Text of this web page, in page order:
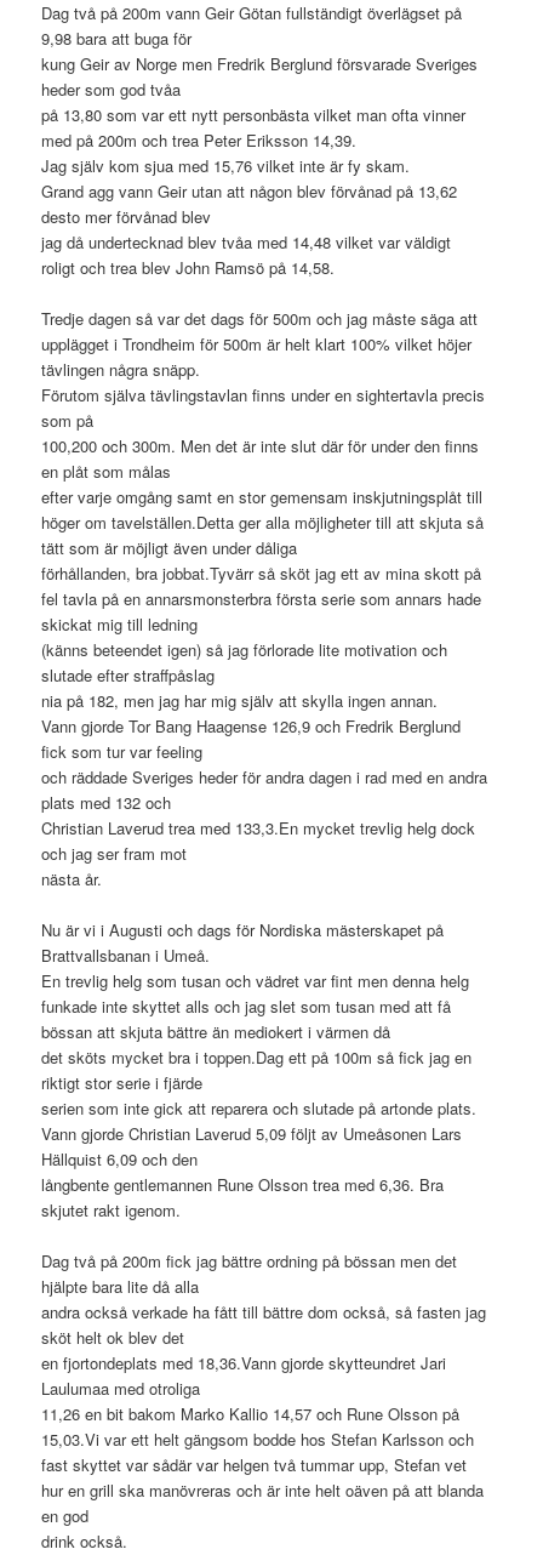
Dag två på 200m vann Geir Götan fullständigt överlägset på
9,98 bara att buga för
kung Geir av Norge men Fredrik Berglund försvarade Sveriges
heder som god tvåa
på 13,80 som var ett nytt personbästa vilket man ofta vinner
med på 200m och trea Peter Eriksson 14,39.
Jag själv kom sjua med 15,76 vilket inte är fy skam.
Grand agg vann Geir utan att någon blev förvånad på 13,62
desto mer förvånad blev
jag då undertecknad blev tvåa med 14,48 vilket var väldigt
roligt och trea blev John Ramsö på 14,58.
Tredje dagen så var det dags för 500m och jag måste säga att
upplägget i Trondheim för 500m är helt klart 100% vilket höjer
tävlingen några snäpp.
Förutom själva tävlingstavlan finns under en sightertavla precis
som på
100,200 och 300m. Men det är inte slut där för under den finns
en plåt som målas
efter varje omgång samt en stor gemensam inskjutningsplåt till
höger om tavelställen.Detta ger alla möjligheter till att skjuta så
tätt som är möjligt även under dåliga
förhållanden, bra jobbat.Tyvärr så sköt jag ett av mina skott på
fel tavla på en annarsmonsterbra första serie som annars hade
skickat mig till ledning
(känns beteendet igen) så jag förlorade lite motivation och
slutade efter straffpåslag
nia på 182, men jag har mig själv att skylla ingen annan.
Vann gjorde Tor Bang Haagense 126,9 och Fredrik Berglund
fick som tur var feeling
och räddade Sveriges heder för andra dagen i rad med en andra
plats med 132 och
Christian Laverud trea med 133,3.En mycket trevlig helg dock
och jag ser fram mot
nästa år.
Nu är vi i Augusti och dags för Nordiska mästerskapet på
Brattvallsbanan i Umeå.
En trevlig helg som tusan och vädret var fint men denna helg
funkade inte skyttet alls och jag slet som tusan med att få
bössan att skjuta bättre än mediokert i värmen då
det sköts mycket bra i toppen.Dag ett på 100m så fick jag en
riktigt stor serie i fjärde
serien som inte gick att reparera och slutade på artonde plats.
Vann gjorde Christian Laverud 5,09 följt av Umeåsonen Lars
Hällquist 6,09 och den
långbente gentlemannen Rune Olsson trea med 6,36. Bra
skjutet rakt igenom.
Dag två på 200m fick jag bättre ordning på bössan men det
hjälpte bara lite då alla
andra också verkade ha fått till bättre dom också, så fasten jag
sköt helt ok blev det
en fjortondeplats med 18,36.Vann gjorde skytteundret Jari
Laulumaa med otroliga
11,26 en bit bakom Marko Kallio 14,57 och Rune Olsson på
15,03.Vi var ett helt gängsom bodde hos Stefan Karlsson och
fast skyttet var sådär var helgen två tummar upp, Stefan vet
hur en grill ska manövreras och är inte helt oäven på att blanda
en god
drink också.